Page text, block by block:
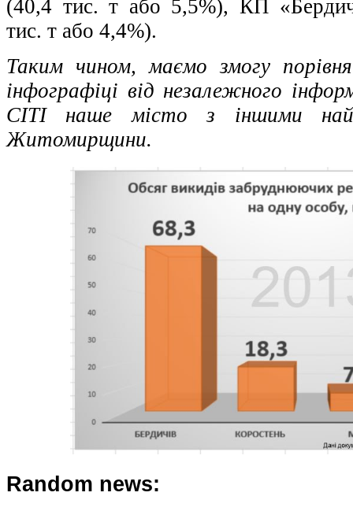
(40,4 тис. т або 5,5%), КП
тис. т або 4,4%).
Таким чином, маємо змогу
інфографіці від незалежного
СІТІ наше місто з іншими
Житомирщини.
Random news: